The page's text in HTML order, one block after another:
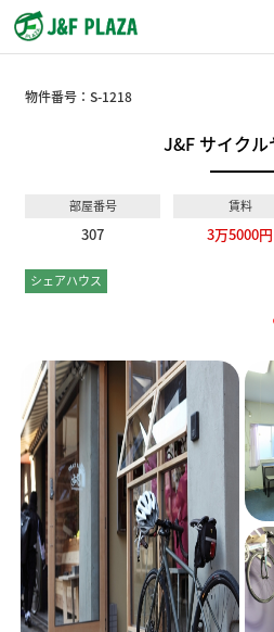
物件番号：S-1218
J&F サイクル
部屋番号
307
賃料
3万5000円
シェアハウス